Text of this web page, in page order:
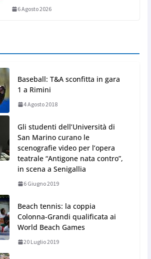
6 Agosto 2026
Baseball: T&A sconfitta in gara
1 a Rimini
4 Agosto 2018
Gli studenti dell’Università di
San Marino curano le
scenografie video per l’opera
teatrale “Antigone nata contro”,
in scena a Senigallia
6 Giugno 2019
Beach tennis: la coppia
Colonna-Grandi qualificata ai
World Beach Games
20 Luglio 2019